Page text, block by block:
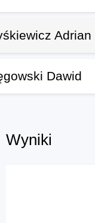
Adrian
Dawid
Wyniki